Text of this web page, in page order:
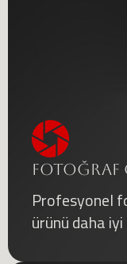
FOTOĞRAF
Profesyonel
ürünü daha iyi